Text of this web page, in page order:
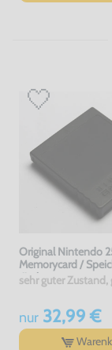
Original Nintendo
Memorycard /
#schwarz
sehr guter Zustand,
nur32,99 €